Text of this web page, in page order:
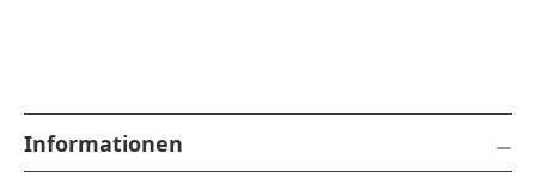
Informationen